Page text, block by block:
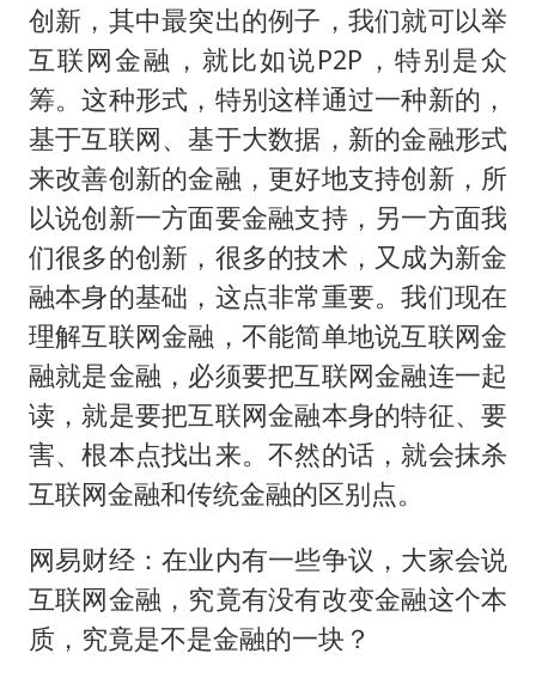
创新，其中最突出的例子，我们就可以举
互联网金融，就比如说P2P，特别是众
筹。这种形式，特别这样通过一种新的，
基于互联网、基于大数据，新的金融形式
来改善创新的金融，更好地支持创新，所
以说创新一方面要金融支持，另一方面我
们很多的创新，很多的技术，又成为新金
融本身的基础，这点非常重要。我们现在
理解互联网金融，不能简单地说互联网金
融就是金融，必须要把互联网金融连一起
读，就是要把互联网金融本身的特征、要
害、根本点找出来。不然的话，就会抹杀
互联网金融和传统金融的区别点。
网易财经：在业内有一些争议，大家会说
互联网金融，究竟有没有改变金融这个本
质，究竟是不是金融的一块？